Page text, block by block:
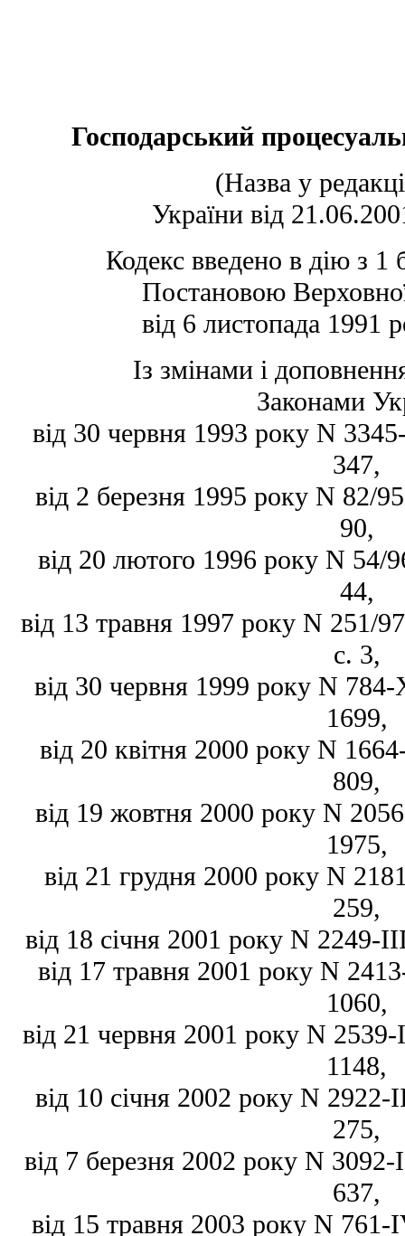
Господарський
(Назва у
України від
Кодекс введено в дію з 1
Постановою
від 6 листопада 1991
Із змінами і
Законами
від 30 червня 1993 року N
347,
від 2 березня 1995 року N 82/
90,
від 20 лютого 1996 року N
44,
від 13 травня 1997 року N 251/
с. 3,
від 30 червня 1999 року N
1699,
від 20 квітня 2000 року N
809,
від 19 жовтня 2000 року N
1975,
від 21 грудня 2000 року N
259,
від 18 січня 2001 року N
від 17 травня 2001 року N
1060,
від 21 червня 2001 року N
1148,
від 10 січня 2002 року N
275,
від 7 березня 2002 року N
637,
від 15 травня 2003 року N